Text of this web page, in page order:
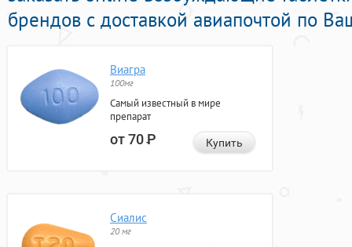
брендов с доставкой авиапочтой по
Виагра
100мг
Самый известный в мире
препарат
от 70Р Купить
Сиалис
20 мг